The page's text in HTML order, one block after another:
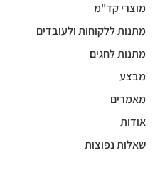
מוצרי קד"מ
מתנות ללקוחות ולעובדים
מתנות לחגים
מבצע
מאמרים
אודות
שאלות נפוצות